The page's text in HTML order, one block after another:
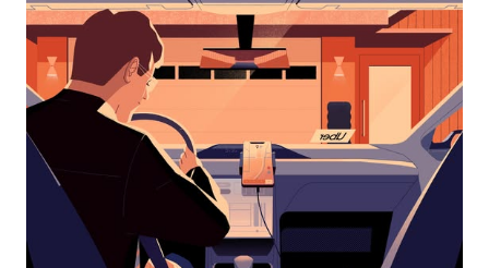
выбрать
дату.
Чтобы
закрыть
календарь,
нажмите
Esc.